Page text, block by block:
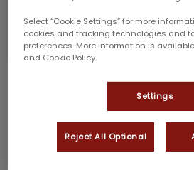
Sören Eilert erhielt seine
2020 an der JLU Gießen und
2020 unser Team. Neben
Select “Cookie Settings” for more
cookies and tracking technologies and
preferences. More information is
and Cookie Policy.
Settings
Reject All Optional